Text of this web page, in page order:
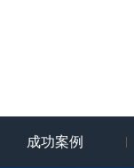
成功案例